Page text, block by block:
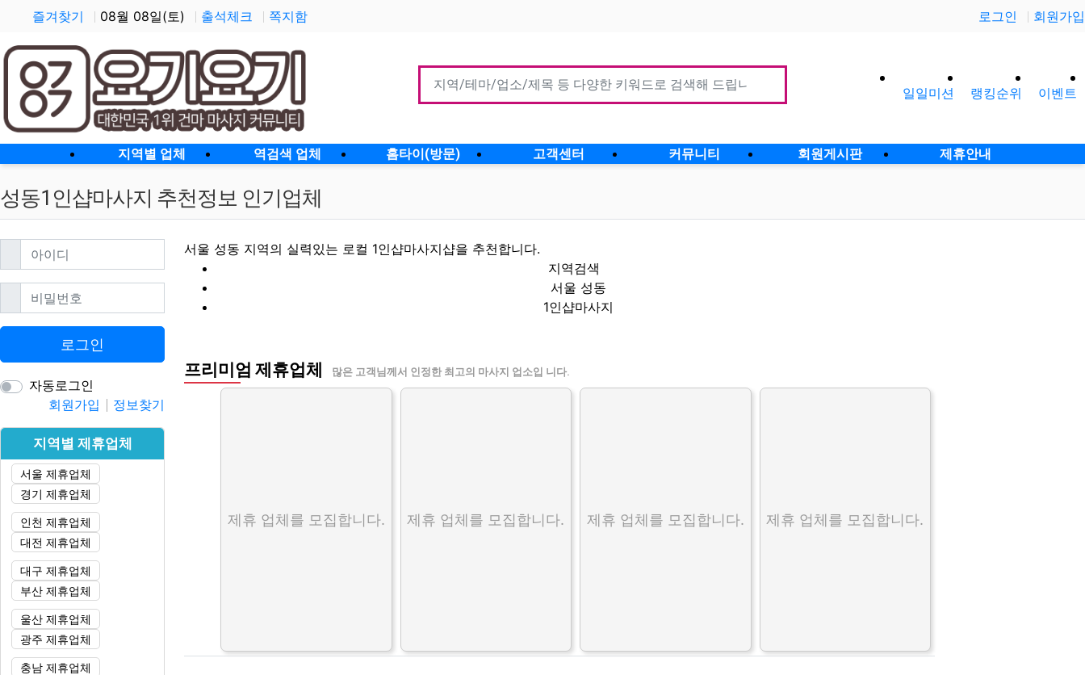
즐겨찾기 08월 08일(토) 출석체크 쪽지함 로그인 회원가입
일일미션 랭킹순위 이벤트
지역별 업체 역검색 업체 홈타이(방문) 고객센터 커뮤니티 회원게시판 제휴안내
성동1인샵마사지 추천정보 인기업체
서울 성동 지역의 실력있는 로컬 1인샵마사지샵을 추천합니다.
지역검색
서울 성동
1인샵마사지
프리미엄 제휴업체 많은 고객님께서 인정한 최고의 마사지 업소입 니다.
제휴 업체를 모집합니다. 제휴 업체를 모집합니다. 제휴 업체를 모집합니다. 제휴 업체를 모집합니다.
아이디필수
비밀번호필수
로그인
자동로그인
회원가입
정보찾기
지역별 제휴업체
서울 제휴업체
경기 제휴업체
인천 제휴업체
대전 제휴업체
대구 제휴업체
부산 제휴업체
울산 제휴업체
광주 제휴업체
충남 제휴업체